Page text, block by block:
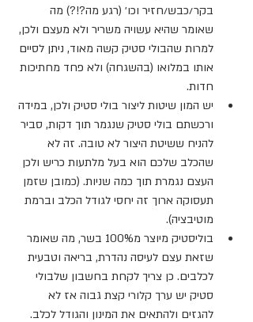
בקר/כבש/חזיר וכו׳ (רגע מה?!?) מה
שאומר שהיא עשויה משריר ולא מעצם ולכן,
למרות שהבולי סטיק קשה מאוד, ניתן לסיים
אותו במלואו (בהשגחה) ולא פחד מחתיכות
חדות.
יש המון שיטות ליצור בולי סטיק ולכן, במידה
ורכשתם בולי סטיק שנגמר תוך דקות, סביר
להניח ששיטת היצור לא טובה. זה לא
שהכלב שלכם הוא בעל מלתעות כריש ולכן
העצם נגמרת תוך כמה שניות. (כמובן שזמן
תעסוקה ארוך זה יחסי לגודל הכלב וברמת
מוטיבציה).
בוליסטיק מיוצר מ100% בשר, מה שאומר
שזאת עצם לעיסה נהדרת, בריאה וטבעית
לכלבים. כן צריך לקחת בחשבון שלבולי
סטיק יש ערך קלורי קצת גבוה אז לא
להגזים ולהתאים את המינון והגודל לכלב.